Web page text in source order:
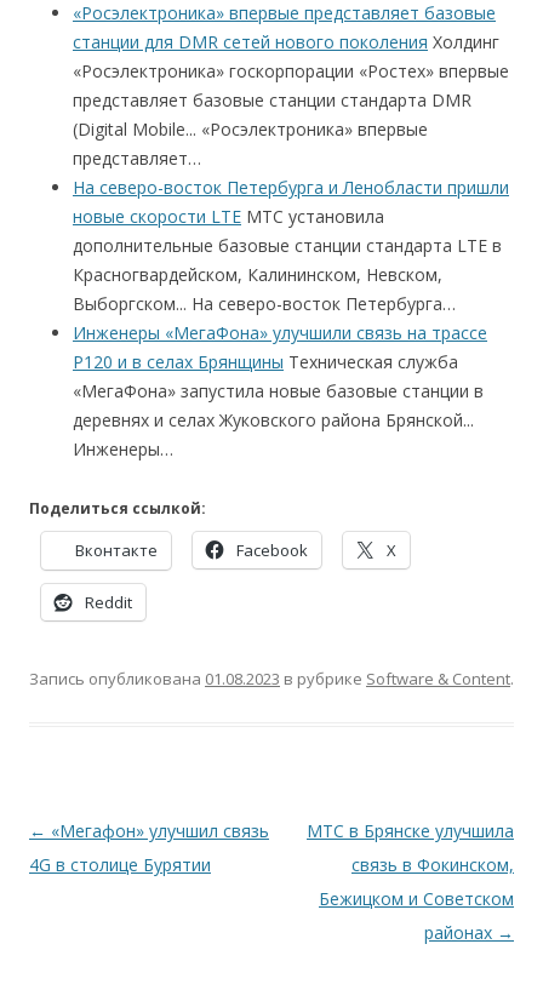
«Росэлектроника» впервые представляет базовые
станции для DMR сетей нового поколения Холдинг
«Росэлектроника» госкорпорации «Ростех» впервые
представляет базовые станции стандарта DMR
(Digital Mobile... «Росэлектроника» впервые
представляет…
На северо-восток Петербурга и Ленобласти пришли
новые скорости LTE МТС установила
дополнительные базовые станции стандарта LTE в
Красногвардейском, Калининском, Невском,
Выборгском... На северо-восток Петербурга…
Инженеры «МегаФона» улучшили связь на трассе
P120 и в селах Брянщины Техническая служба
«МегаФона» запустила новые базовые станции в
деревнях и селах Жуковского района Брянской...
Инженеры…
Поделиться ссылкой:
Вконтакте Facebook X
Reddit
Запись опубликована 01.08.2023 в рубрике Software & Content.
Навигация
по
← «Мегафон» улучшил связь
4G в столице Бурятии
МТС в Брянске улучшила
связь в Фокинском,
Бежицком и Советском
районах →